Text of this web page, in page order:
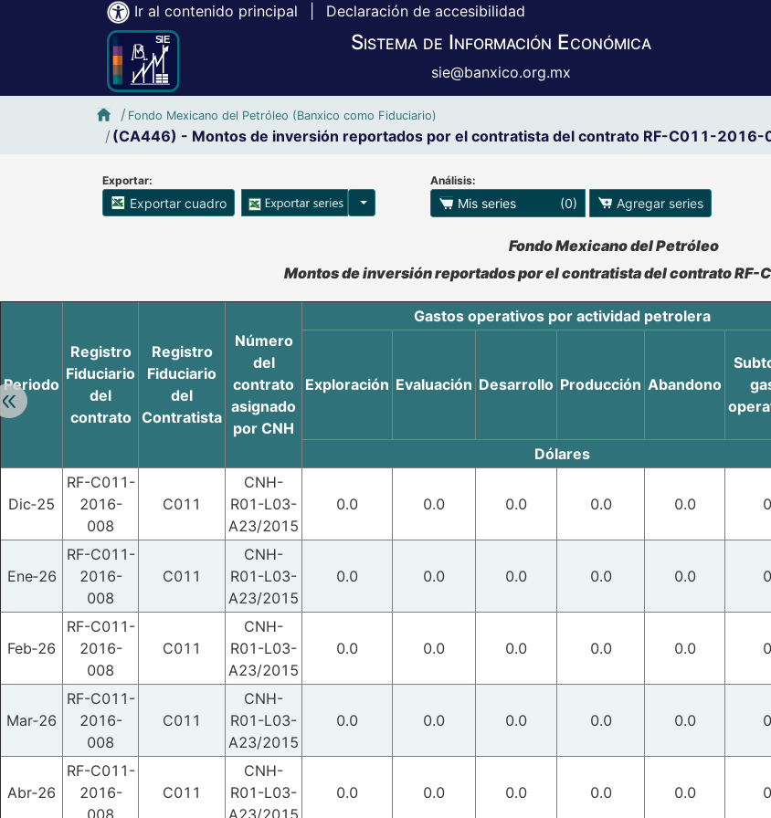
Ir al contenido principal Declaración de accesibilidad
Sistema de Información Económica
sie@banxico.org.mx
Inicio SIE-Banxico
Fondo Mexicano del Petróleo (Banxico como Fiduciario)
(CA446) - Montos de inversión reportados por el contratista del contrato RF-C011-2016-
Exportar:
Exportar cuadro Opciones para exportar series
Análisis:
Mis series (0) Agregar series
Retroceder:
Accesibilidad de Cuadros Analíticos, al exportar el cuadro se pueden manipular los datos en XLS
Fondo Mexicano del Petróleo
Montos de inversión reportados por el contratista del contrato
Periodo
Registro
Fiduciario
del
contrato
Registro
Fiduciario
del
Contratista
Número
del
contrato
asignado
por CNH
Gastos operativos por actividad petrolera
Exploración Evaluación Desarrollo Producción Abandono
Dólares
Dic‑25
RF-C011-
2016-
008
C011
CNH-
R01-L03-
A23/2015
0.0 0.0 0.0 0.0 0.0
Ene‑26
RF-C011-
2016-
008
C011
CNH-
R01-L03-
A23/2015
0.0 0.0 0.0 0.0 0.0
Feb‑26
RF-C011-
2016-
008
C011
CNH-
R01-L03-
A23/2015
0.0 0.0 0.0 0.0 0.0
Mar‑26
RF-C011-
2016-
008
C011
CNH-
R01-L03-
A23/2015
0.0 0.0 0.0 0.0 0.0
Abr‑26
RF-C011-
2016-
008
C011
CNH-
R01-L03-
A23/2015
0.0 0.0 0.0 0.0 0.0